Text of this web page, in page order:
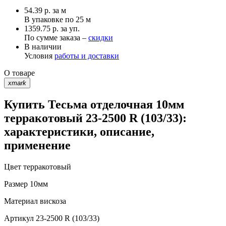
54.39 р. за м
В упаковке по 25 м
1359.75 р. за уп.
По сумме заказа – скидки
В наличии
Условия работы и доставки
О товаре
xmark
Купить Тесьма отделочная 10мм
терракотовый 23-2500 R (103/33):
характеристики, описание,
применение
Цвет терракотовый
Размер 10мм
Материал вискоза
Артикул 23-2500 R (103/33)